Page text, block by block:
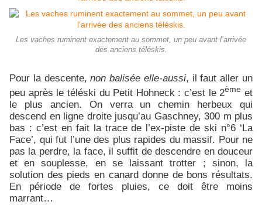
Les vaches ruminent exactement au sommet, un peu avant l’arrivée
des anciens téléskis.
Pour la descente,non balisée elle-aussi, il faut aller un
peu après le téléski du Petit Hohneck : c’est le 2ème et
le plus ancien. On verra un chemin herbeux qui
descend en ligne droite jusqu’au Gaschney, 300 m plus
bas : c’est en fait la trace de l’ex-piste de ski n°6 ‘La
Face’, qui fut l’une des plus rapides du massif. Pour ne
pas la perdre, la face, il suffit de descendre en douceur
et en souplesse, en se laissant trotter ; sinon, la
solution des pieds en canard donne de bons résultats.
En période de fortes pluies, ce doit être moins
marrant…